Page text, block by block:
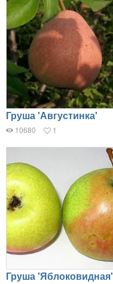
Груша 'Августинка'
10680 1
Груша 'Яблоковидная'